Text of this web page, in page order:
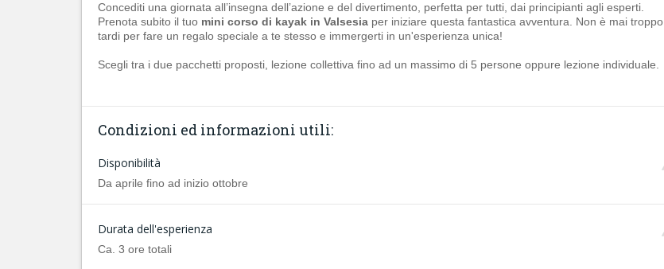
Concediti una giornata all’insegna dell’azione e del divertimento, perfetta per tutti, dai principianti agli esperti.
Prenota subito il tuo mini corso di kayak in Valsesia per iniziare questa fantastica avventura. Non è mai troppo
tardi per fare un regalo speciale a te stesso e immergerti in un'esperienza unica!
Scegli tra i due pacchetti proposti, lezione collettiva fino ad un massimo di 5 persone oppure lezione individuale.
Condizioni ed informazioni utili:
Disponibilità
Da aprile fino ad inizio ottobre
Durata dell'esperienza
Ca. 3 ore totali